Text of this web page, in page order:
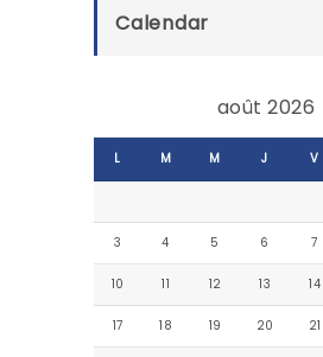
Calendar
août 2026
L M M J V
3 4 5 6 7
10 11 12 13 14
17 18 19 20 21